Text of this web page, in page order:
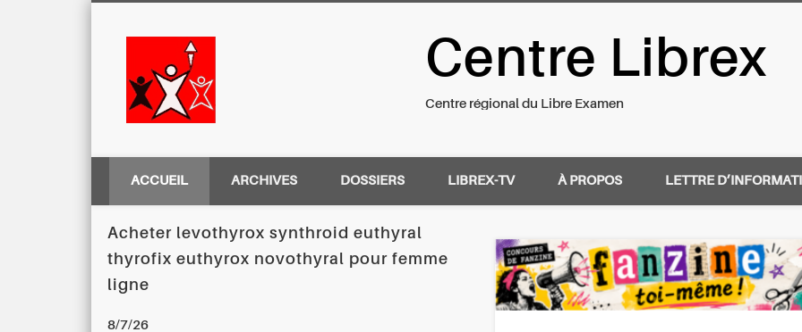
Centre Régional du Libre Examen
Centre Librex
Centre régional du Libre Examen
ACCUEIL ARCHIVES DOSSIERS LIBREX-TV À PROPOS LETTRE
Acheter levothyrox synthroid euthyral
thyrofix euthyrox novothyral pour femme
ligne
8/7/26